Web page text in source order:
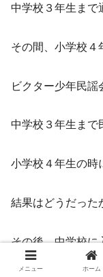
中学校３年生まで
その間、小学校４
ビクター少年民謡
中学校３年生まで
小学校４年生の時
結果はどうだった
その後、中学校に
メニュー ホーム